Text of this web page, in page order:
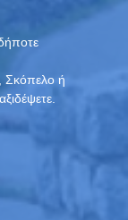
Σκόπελο ή